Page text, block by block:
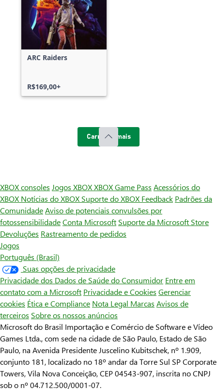
ARC Raiders
R$169,00+
Carregar mais
XBOX consoles Jogos XBOXXBOX Game Pass Acessórios do
XBOX Notícias do XBOX Suporte do XBOX Feedback Padrões da
ComunidadeAviso de potenciais convulsões por
fotossensibilidadeConta Microsoft Suporte da Microsoft Store
Devoluções Rastreamento de pedidos
Jogos
Português (Brasil)
Suas opções de privacidade
Privacidade dos Dados de Saúde do Consumidor Entre em
contato com a Microsoft Privacidade e Cookies Gerenciar
cookies Ética e Compliance Nota Legal Marcas Avisos de
terceiros Sobre os nossos anúncios
Microsoft do Brasil Importação e Comércio de Software e Vídeo
Games Ltda., com sede na cidade de São Paulo, Estado de São
Paulo, na Avenida Presidente Juscelino Kubitschek, nº 1.909,
conjunto 181, localizado no 18º andar da Torre Sul SP Corporate
Towers, Vila Nova Conceição, CEP 04543-907, inscrita no CNPJ
sob o nº 04.712.500/0001-07.